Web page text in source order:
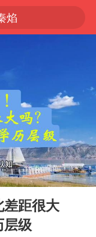
焰
王”了
血指纹匹配成功，20年悬案告破！凶手被执行死刑
辽宁28名务农人员中暑死亡？官方辟谣
独闯南太行失联女子遗体已找到
03:29
距很大
层级